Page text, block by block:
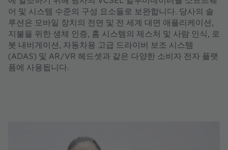
어 및 시스템 수준의 구성 요소들로 보완합니다. 당사의 솔
루션은 모바일 장치의 전면 및 전 세계 대면 애플리케이션,
지불을 위한 생체 인증, 홈 시스템의 제스처 및 사람 인식, 로
봇 내비게이션, 자동차용 고급 드라이버 보조 시스템
(ADAS) 및 AR/VR 헤드셋과 같은 다양한 소비자 전자 플랫
폼에 사용됩니다.